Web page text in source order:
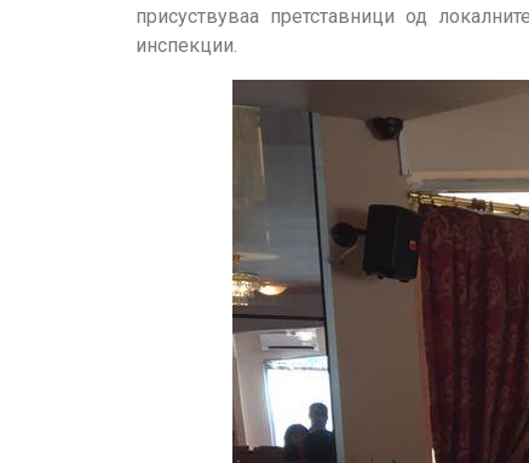
присуствуваа претставници од
инспекции.